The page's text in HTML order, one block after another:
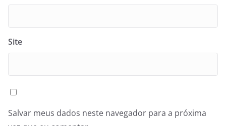
Site
Salvar meus dados neste navegador para a próxima